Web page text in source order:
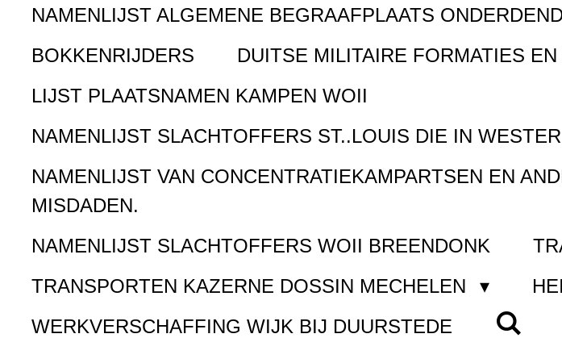
NAMENLIJST ALGEMENE BEGRAAFPLAATS
BOKKENRIJDERS
DUITSE MILITAIRE FORMATIES
LIJST PLAATSNAMEN KAMPEN WOII
NAMENLIJST SLACHTOFFERS ST..LOUIS DIE IN
NAMENLIJST VAN CONCENTRATIEKAMPARTSEN EN
MISDADEN.
NAMENLIJST SLACHTOFFERS WOII BREENDONK
TRANSPORTEN KAZERNE DOSSIN MECHELEN
WERKVERSCHAFFING WIJK BIJ DUURSTEDE